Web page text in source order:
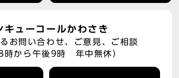
キューコールかわさき
お問い合わせ、ご意見、ご相談
8時から午後9時 年中無休）